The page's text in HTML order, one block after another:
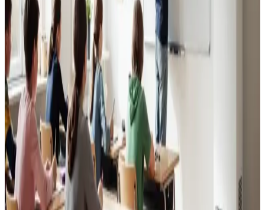
Erhvervsventilation
Kontorer, klinikker, butikker og restauranter i Korsør.
Godt indeklima for alle.
Læs mere